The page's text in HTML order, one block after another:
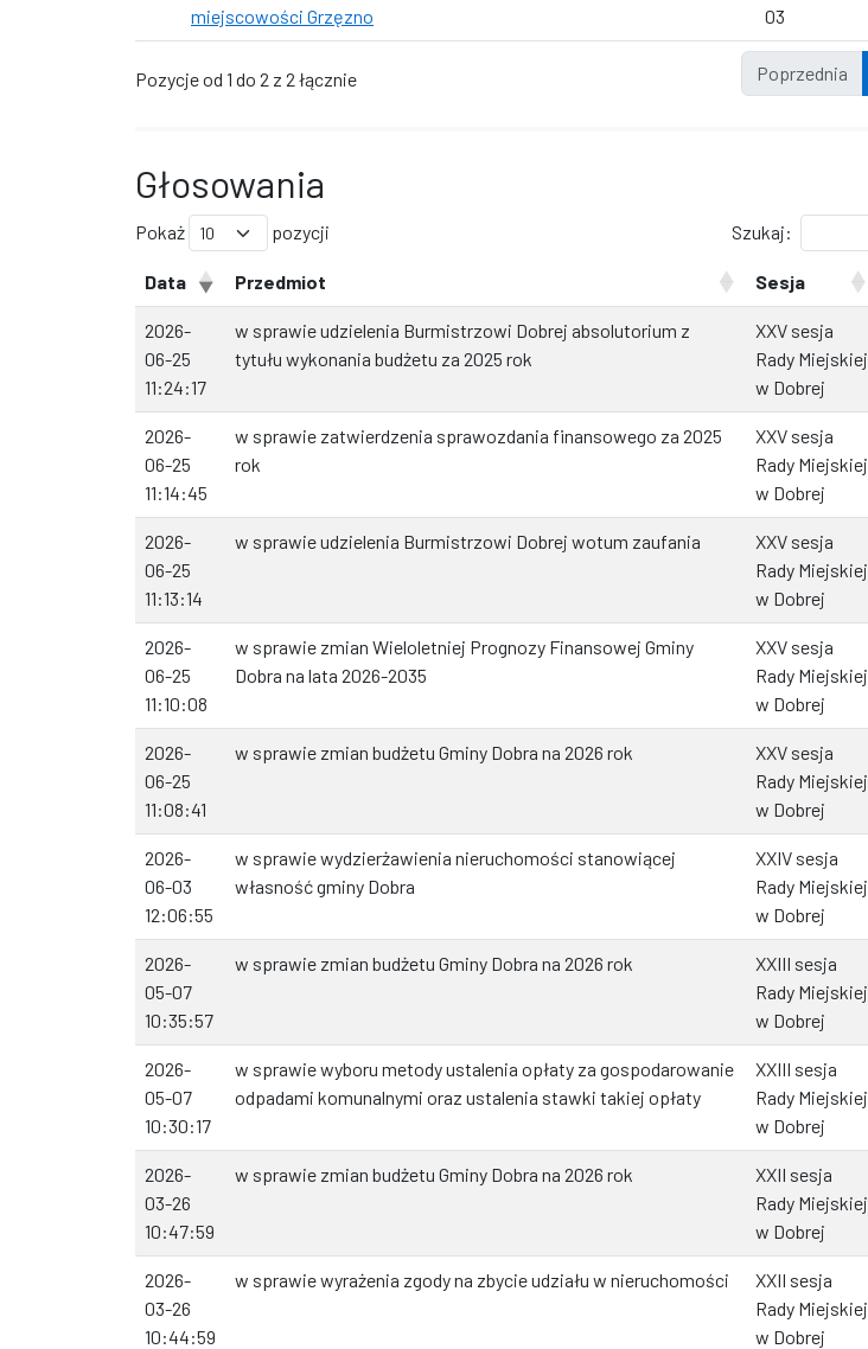
miejscowości Grzęzno
03
Pozycje od 1 do 2 z 2 łącznie Poprzednia
Głosowania
Pokaż pozycji Szukaj:
Data Przedmiot Sesja
2026-
06-25
11:24:17
w sprawie udzielenia Burmistrzowi Dobrej absolutorium z
tytułu wykonania budżetu za 2025 rok
XXV sesja
Rady Miejskiej
w Dobrej
2026-
06-25
11:14:45
w sprawie zatwierdzenia sprawozdania finansowego za 2025
rok
XXV sesja
Rady Miejskiej
w Dobrej
2026-
06-25
11:13:14
w sprawie udzielenia Burmistrzowi Dobrej wotum zaufania
XXV sesja
Rady Miejskiej
w Dobrej
2026-
06-25
11:10:08
w sprawie zmian Wieloletniej Prognozy Finansowej Gminy
Dobra na lata 2026-2035
XXV sesja
Rady Miejskiej
w Dobrej
2026-
06-25
11:08:41
w sprawie zmian budżetu Gminy Dobra na 2026 rok
XXV sesja
Rady Miejskiej
w Dobrej
2026-
06-03
12:06:55
w sprawie wydzierżawienia nieruchomości stanowiącej
własność gminy Dobra
XXIV sesja
Rady Miejskiej
w Dobrej
2026-
05-07
10:35:57
w sprawie zmian budżetu Gminy Dobra na 2026 rok
XXIII sesja
Rady Miejskiej
w Dobrej
2026-
05-07
10:30:17
w sprawie wyboru metody ustalenia opłaty za gospodarowanie
odpadami komunalnymi oraz ustalenia stawki takiej opłaty
XXIII sesja
Rady Miejskiej
w Dobrej
2026-
03-26
10:47:59
w sprawie zmian budżetu Gminy Dobra na 2026 rok
XXII sesja
Rady Miejskiej
w Dobrej
2026-
03-26
10:44:59
w sprawie wyrażenia zgody na zbycie udziału w nieruchomości
XXII sesja
Rady Miejskiej
w Dobrej